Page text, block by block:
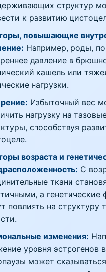
структур
к развитию
повышающие
Например, роды,
давление в
кашель или
нагрузки.
Избыточный вес
нагрузку на
способствуя
возраста и
С
ткани
а генетические
повлиять на структуру
изменения:
уровня эстрогенов
может